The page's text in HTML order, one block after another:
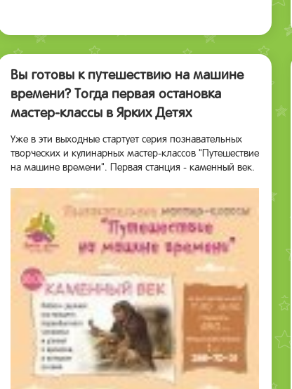
Вы готовы к путешествию на машине
времени? Тогда первая остановка
мастер-классы в Ярких Детях
Уже в эти выходные стартует серия познавательных
творческих и кулинарных мастер-классов "Путешествие
на машине времени". Первая станция - каменный век.